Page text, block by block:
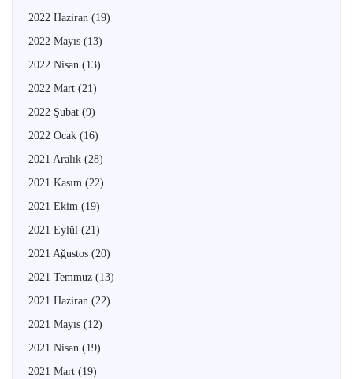
2022 Haziran (19)
2022 Mayıs (13)
2022 Nisan (13)
2022 Mart (21)
2022 Şubat (9)
2022 Ocak (16)
2021 Aralık (28)
2021 Kasım (22)
2021 Ekim (19)
2021 Eylül (21)
2021 Ağustos (20)
2021 Temmuz (13)
2021 Haziran (22)
2021 Mayıs (12)
2021 Nisan (19)
2021 Mart (19)